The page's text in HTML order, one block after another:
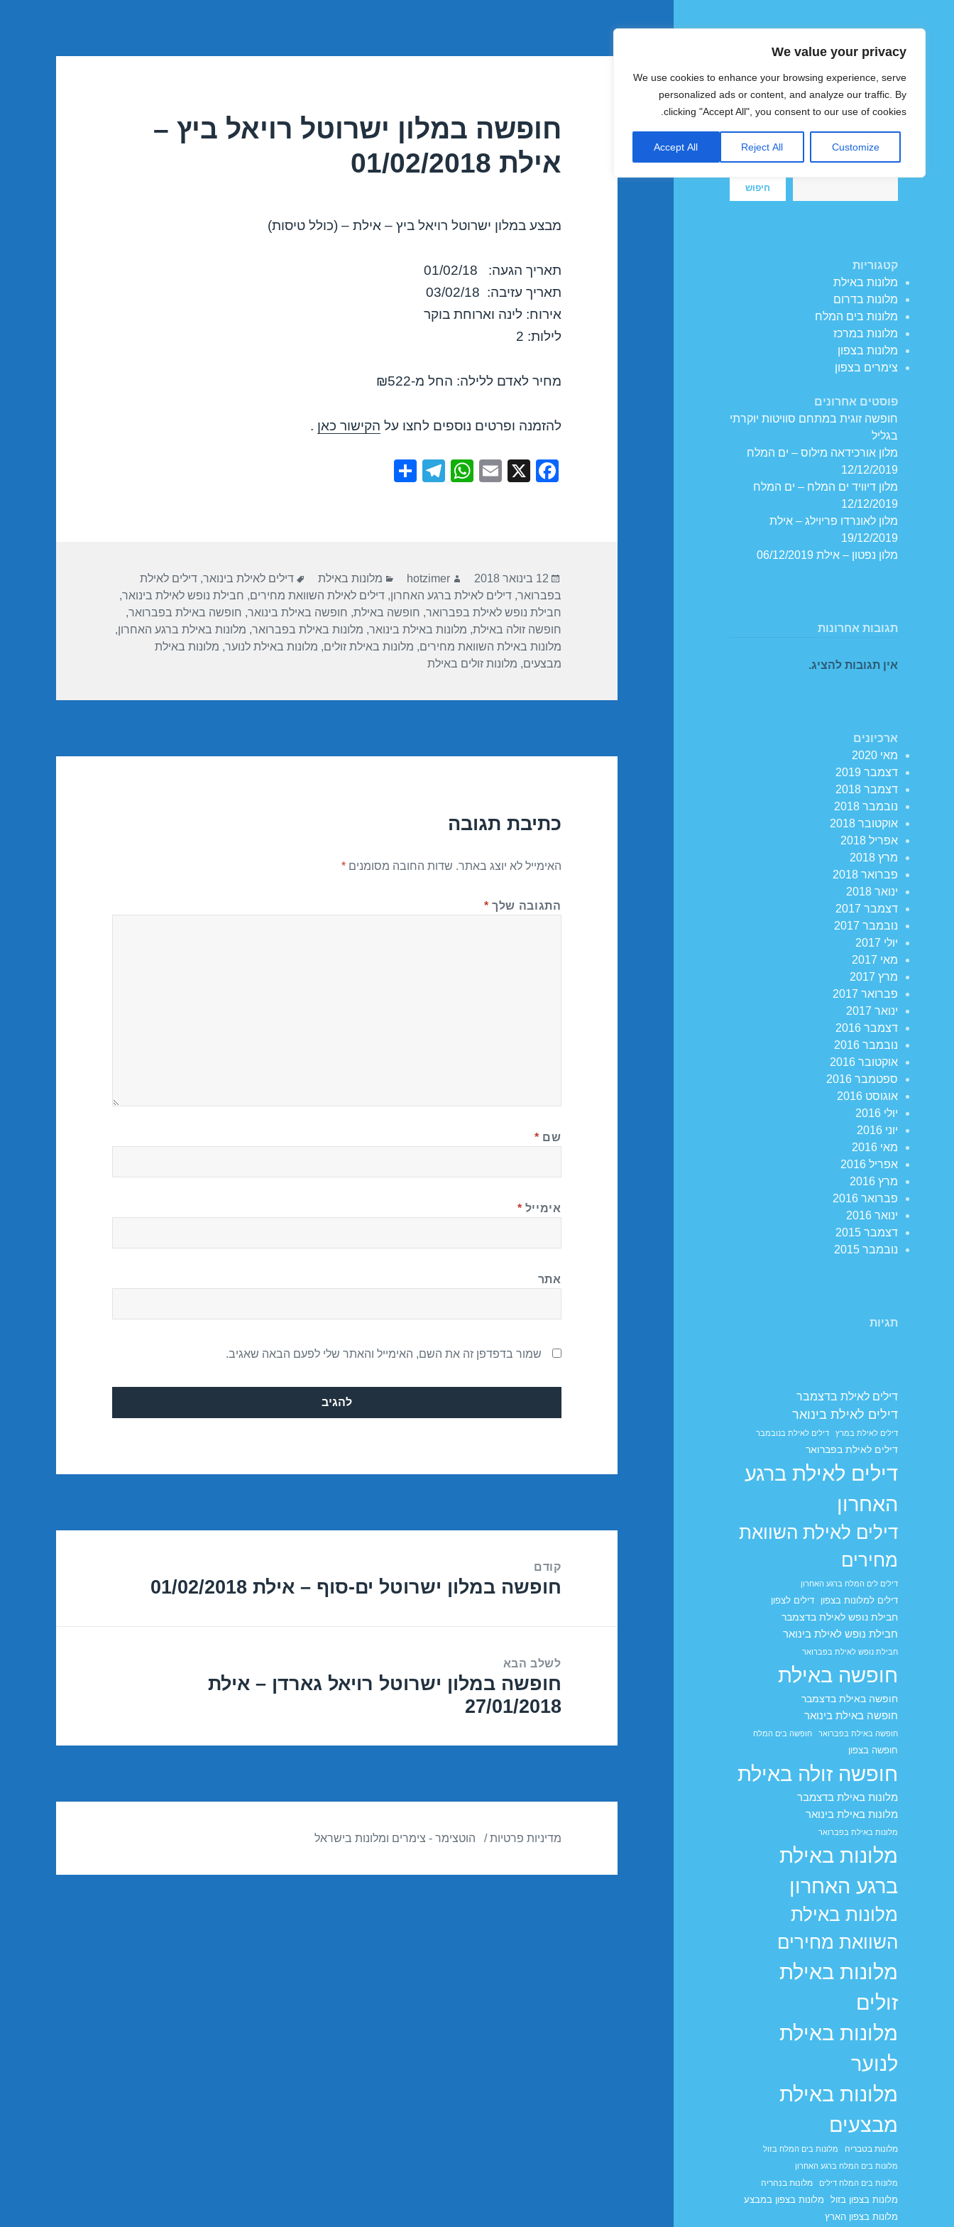
We value your privacy
We use cookies to enhance your browsing experience, serve
personalized ads or content, and analyze our traffic. By
clicking "Accept All", you consent to our use of cookies.
Customize
Reject All
Accept All
צימרים ומלונות זולים בישראל
חיפוש
חיפוש
קטגוריות
מלונות באילת
מלונות בדרום
מלונות בים המלח
מלונות במרכז
מלונות בצפון
צימרים בצפון
פוסטים אחרונים
חופשה זוגית במתחם סוויטות יוקרתי
בגליל
מלון אורכידאה מילוס – ים המלח
12/12/2019
מלון דיוויד ים המלח – ים המלח
12/12/2019
מלון לאונרדו פריוילג – אילת
19/12/2019
מלון נפטון – אילת 06/12/2019
תגובות אחרונות
אין תגובות להציג.
ארכיונים
מאי 2020
דצמבר 2019
דצמבר 2018
נובמבר 2018
אוקטובר 2018
אפריל 2018
מרץ 2018
פברואר 2018
ינואר 2018
דצמבר 2017
נובמבר 2017
יולי 2017
מאי 2017
מרץ 2017
פברואר 2017
ינואר 2017
דצמבר 2016
נובמבר 2016
אוקטובר 2016
ספטמבר 2016
אוגוסט 2016
יולי 2016
יוני 2016
מאי 2016
אפריל 2016
מרץ 2016
פברואר 2016
ינואר 2016
דצמבר 2015
נובמבר 2015
תגיות
דילים לאילת בדצמבר
דילים לאילת בינואר
דילים לאילת במרץ דילים לאילת בנובמבר
דילים לאילת בפברואר
דילים לאילת ברגע
האחרון
דילים לאילת השוואת
מחירים
דילים לים המלח ברגע האחרון
דילים למלונות בצפון דילים לצפון
חבילת נופש לאילת בדצמבר
חבילת נופש לאילת בינואר
חבילת נופש לאילת בפברואר
חופשה באילת
חופשה באילת בדצמבר
חופשה באילת בינואר
חופשה באילת בפברואר חופשה בים המלח
חופשה בצפון
חופשה זולה באילת
מלונות באילת בדצמבר
מלונות באילת בינואר
מלונות באילת בפברואר
מלונות באילת
ברגע האחרון
מלונות באילת
השוואת מחירים
מלונות באילת
זולים
מלונות באילת
לנוער
מלונות באילת
מבצעים
מלונות בטבריה
מלונות בים המלח בזול
מלונות בים המלח ברגע האחרון
מלונות בים המלח דילים
מלונות בנהריה
מלונות בצפון בזול
מלונות בצפון במבצע
מלונות בצפון הארץ
חופשה במלון ישרוטל רויאל ביץ –
אילת 01/02/2018
מבצע במלון ישרוטל רויאל ביץ – אילת – (כולל טיסות)
תאריך הגעה: 01/02/18
תאריך עזיבה: 03/02/18
אירוח: לינה וארוחת בוקר
לילות: 2
מחיר לאדם ללילה: החל מ-₪522
להזמנה ופרטים נוספים לחצו על הקישור כאן .
F
o
o
k
X
E
W
p
p
T
m
פורסם
בתאריך
12 בינואר 2018 מחבר
hotzimer קטגוריות
מלונות באילת תגיות
דילים לאילת בינואר,דילים לאילת
בפברואר,דילים לאילת ברגע האחרון,דילים לאילת השוואת מחירים, חבילת נופש לאילת בינואר,
חבילת נופש לאילת בפברואר, חופשה באילת, חופשה באילת בינואר, חופשה באילת בפברואר,
חופשה זולה באילת, מלונות באילת בינואר, מלונות באילת בפברואר, מלונות באילת ברגע האחרון,
מלונות באילת השוואת מחירים, מלונות באילת זולים, מלונות באילת לנוער, מלונות באילת
מבצעים, מלונות זולים באילת
כתיבת תגובה
האימייל לא יוצג באתר. שדות החובה מסומנים*
התגובה שלך *
שם *
אימייל *
אתר
שמור בדפדפן זה את השם, האימייל והאתר שלי לפעם הבאה שאגיב.
קודם
הפוסט
חופשה במלון ישרוטל ים-סוף – אילת 01/02/2018
לשלב הבא
הפוסט
הבא:
חופשה במלון ישרוטל רויאל גארדן – אילת
27/01/2018
מדיניות פרטיות הוטצימר - צימרים ומלונות בישראל